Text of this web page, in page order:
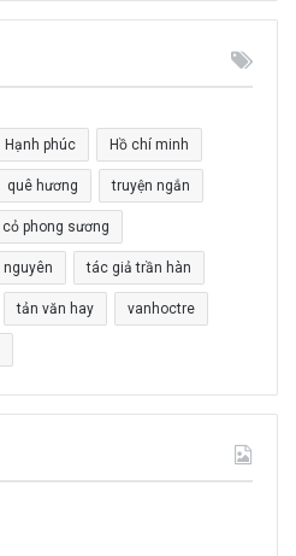
k
c
h
o
:
Hạnh phúc Hồ chí minh
quê hương truyện ngắn
phong sương
tác giả trần hàn
tản văn hay vanhoctre